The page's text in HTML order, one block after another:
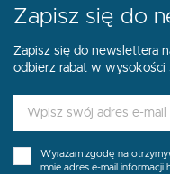
Zapisz się do
Zapisz się do newslettera
odbierz rabat w wysokości
Wyrażam zgodę na
mnie adres e-mail